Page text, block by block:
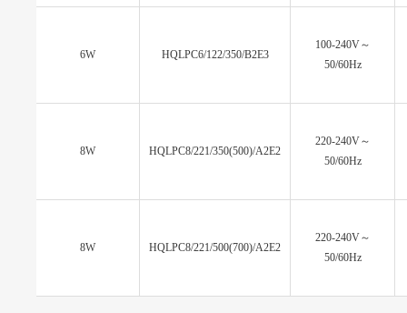
6W HQLPC6/122/350/B2E3
100-240V～
50/60Hz
8W HQLPC8/221/350(500)/A2E2
220-240V～
50/60Hz
8W HQLPC8/221/500(700)/A2E2
220-240V～
50/60Hz